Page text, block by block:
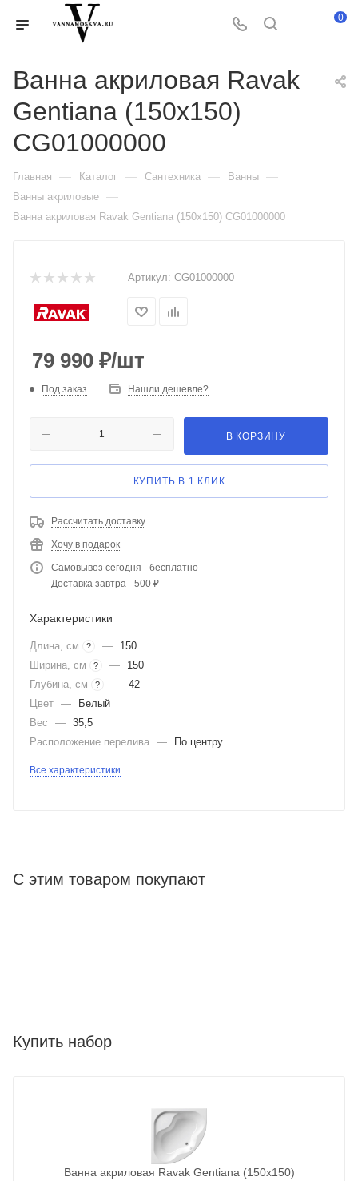
0
Ванна акриловая Ravak
Gentiana (150x150)
CG01000000
Главная — Каталог — Сантехника — Ванны —
Ванны акриловые —
Ванна акриловая Ravak Gentiana (150x150) CG01000000
Артикул: CG01000000
79 990 ₽/шт
Под заказ Нашли дешевле?
В КОРЗИНУ
КУПИТЬ В 1 КЛИК
Рассчитать доставку
Хочу в подарок
Самовывоз сегодня - бесплатно
Доставка завтра - 500 ₽
Характеристики
Длина, см ? —
150
Ширина, см
? —
150
Глубина, см
? — 42
Цвет —
Белый
Вес
— 35,5
Расположение перелива — По центру
Все характеристики
С этим товаром покупают
Купить набор
Ванна акриловая Ravak Gentiana (150x150)